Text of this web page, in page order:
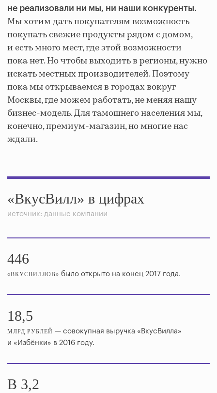
не реализовали ни мы, ни наши конкуренты.
Мы хотим дать покупателям возможность
покупать свежие продукты рядом с домом,
и есть много мест, где этой возможности
пока нет. Но чтобы выходить в регионы, нужно
искать местных производителей. Поэтому
пока мы открываемся в городах вокруг
Москвы, где можем работать, не меняя нашу
бизнес-модель. Для тамошнего населения мы,
конечно, премиум-магазин, но многие нас
ждали.
«ВкусВилл» в цифрах
источник: данные компании
446
«ВКУСВИЛЛОВ» было открыто на конец 2017 года.
18,5
МЛРД РУБЛЕЙ — совокупная выручка «ВкусВилла»
и «Избёнки» в 2016 году.
В 3,2